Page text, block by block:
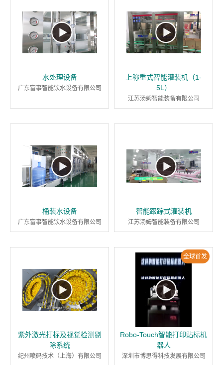
水处理设备
广东富事智能饮水设备有限公司
上称重式智能灌装机（1-
5L）
江苏汤姆智能装备有限公司
桶装水设备
广东富事智能饮水设备有限公司
智能跟踪式灌装机
江苏汤姆智能装备有限公司
紫外激光打标及视觉检测剔
除系统
纪州喷码技术（上海）有限公司
全球首发
Robo-Touch智能打印贴标机
器人
深圳市博思得科技发展有限公司